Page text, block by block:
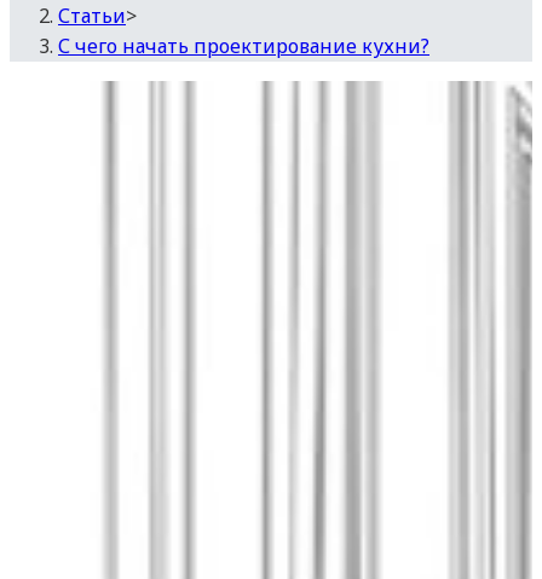
Статьи>
С чего начать проектирование кухни?